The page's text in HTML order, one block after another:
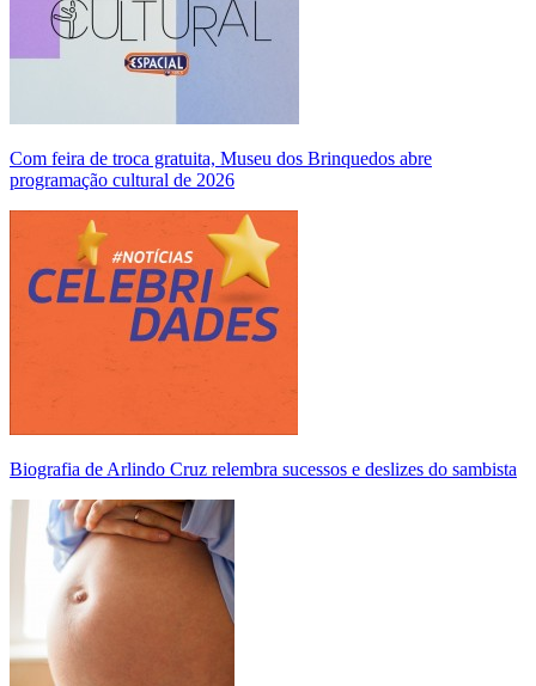
Com feira de troca gratuita, Museu dos Brinquedos abre
programação cultural de 2026
Biografia de Arlindo Cruz relembra sucessos e deslizes do sambista